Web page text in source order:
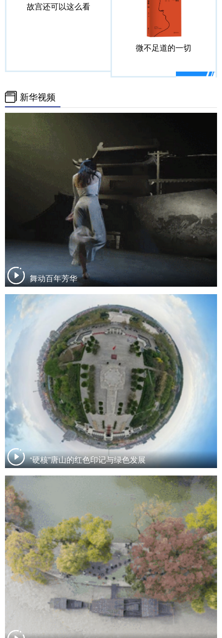
故宫还可以这么看
微不足道的一切
新华视频
舞动百年芳华
“硬核”唐山的红色印记与绿色发展